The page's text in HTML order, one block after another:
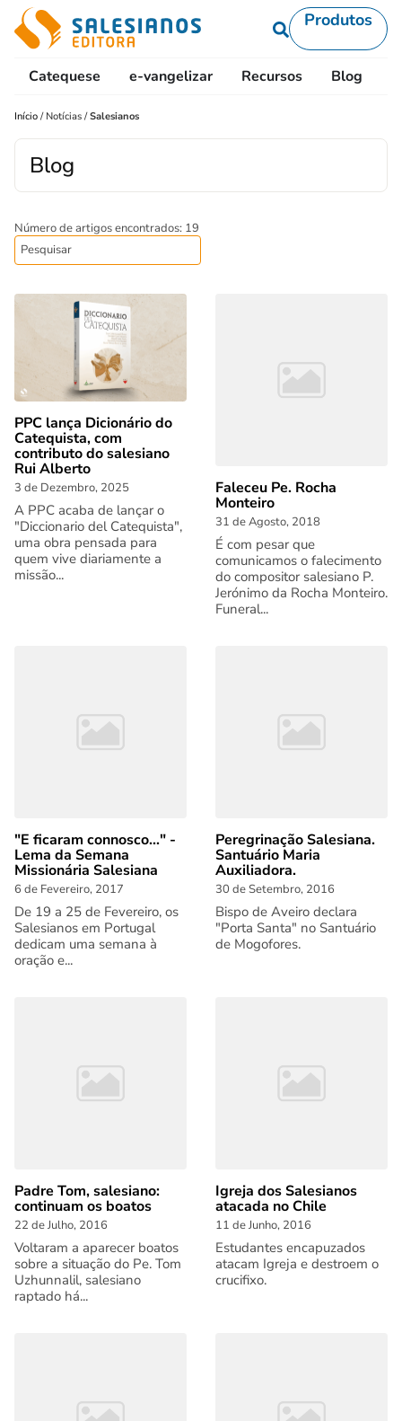
Produtos
Catequese e-vangelizar Recursos Blog
Início / Notícias /Salesianos
Blog
Número de artigos encontrados: 19
PPC lança Dicionário do
Catequista, com
contributo do salesiano
Rui Alberto
3 de Dezembro, 2025
A PPC acaba de lançar o
"Diccionario del Catequista",
uma obra pensada para
quem vive diariamente a
missão...
Faleceu Pe. Rocha
Monteiro
31 de Agosto, 2018
É com pesar que
comunicamos o falecimento
do compositor salesiano P.
Jerónimo da Rocha Monteiro.
Funeral...
"E ficaram connosco..." -
Lema da Semana
Missionária Salesiana
6 de Fevereiro, 2017
De 19 a 25 de Fevereiro, os
Salesianos em Portugal
dedicam uma semana à
oração e...
Peregrinação Salesiana.
Santuário Maria
Auxiliadora.
30 de Setembro, 2016
Bispo de Aveiro declara
"Porta Santa" no Santuário
de Mogofores.
Padre Tom, salesiano:
continuam os boatos
22 de Julho, 2016
Voltaram a aparecer boatos
sobre a situação do Pe. Tom
Uzhunnalil, salesiano
raptado há...
Igreja dos Salesianos
atacada no Chile
11 de Junho, 2016
Estudantes encapuzados
atacam Igreja e destroem o
crucifixo.